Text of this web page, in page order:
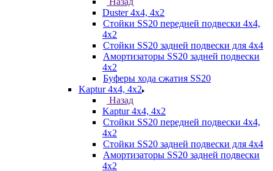
Duster 4х4, 4x2
Стойки SS20 передней подвески 4х4,
4x2
Стойки SS20 задней подвески для 4х4
Амортизаторы SS20 задней подвески
4х2
Буферы хода сжатия SS20
Kaptur 4х4, 4х2
Назад
Kaptur 4х4, 4х2
Стойки SS20 передней подвески 4х4,
4x2
Стойки SS20 задней подвески для 4х4
Амортизаторы SS20 задней подвески
4х2